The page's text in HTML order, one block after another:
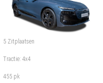
5 Zitplaatsen
Tractie: 4x4
455 pk